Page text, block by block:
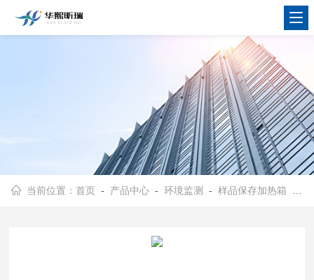
当前位置：首页 - 产品中心 -环境监测 -样品保存加热箱